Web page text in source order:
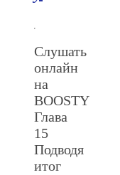
Слушать
онлайн
на
BOOSTY
Глава
15
Подводя
итог